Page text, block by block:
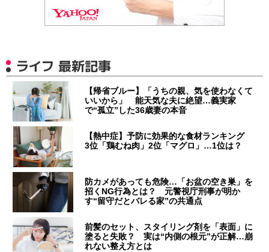
ライフ 最新記事
【帰省ブルー】「うちの親、気を使わなくて
いいから」 能天気な夫に絶望…義実家
で“孤立”した36歳妻の本音
【熱中症】予防に効果的な食材ランキング
3位「鶏むね肉」2位「マグロ」…1位は？
防カメがあっても危険…「お盆の空き巣」を
招くNG行為とは？ 元警視庁刑事が明か
す“留守だとバレる家”の共通点
前髪のセット、スタイリング剤を「表面」に
塗ると失敗？ 実は“内側の根元”が正解…崩
れない整え方とは